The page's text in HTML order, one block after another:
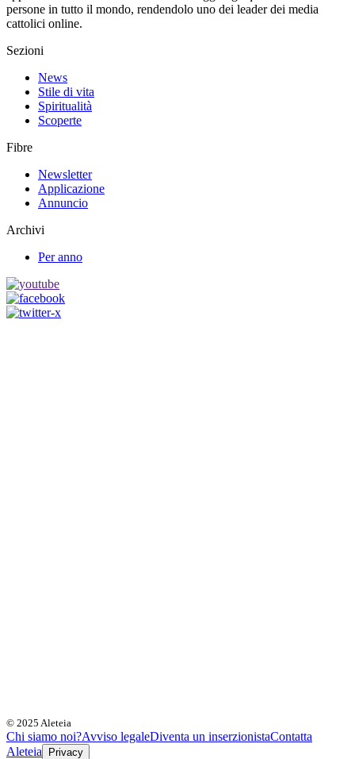
persone in tutto il mondo, rendendolo uno dei leader dei media
cattolici online.
Sezioni
News
Stile di vita
Spiritualità
Scoperte
Fibre
Newsletter
Applicazione
Annuncio
Archivi
Per anno
© 2025 Aleteia
Chi siamo noi?Avviso legaleDiventa un inserzionistaContatta
Aleteia
Privacy